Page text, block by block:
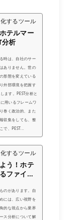
するツール
テルマー
分析
時は、自社のサー
ありません。世の
形態を変えている
外部環境を把握す
ます。PEST分析と
用いるフレームワ
巻く政治的、また
収集をしても、整
、PEST...
するツール
う！ホテ
ファイブ
のがあります。自
には、広い視野を
的な視点から業界
ス分析について解